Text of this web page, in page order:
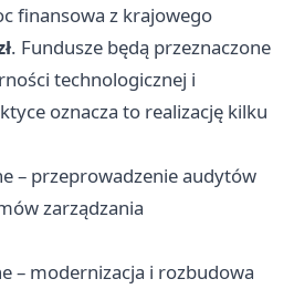
finansowa z krajowego
. Fundusze będą przeznaczone
technologicznej i
oznacza to realizację kilku
– przeprowadzenie audytów
zarządzania
– modernizacja i rozbudowa